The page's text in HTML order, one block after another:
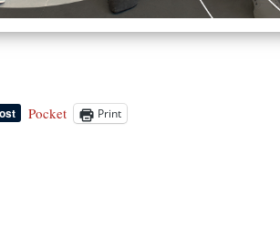
Pocket Print